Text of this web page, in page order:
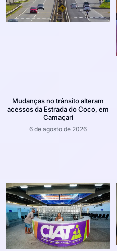
Mudanças no trânsito alteram
acessos da Estrada do Coco, em
Camaçari
6 de agosto de 2026